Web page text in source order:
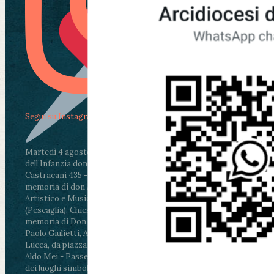
Martedì 4 agosto2026
ore 11:30 - Lucca, Scuola
dell’Infanzia don Aldo Mei - Viale Castruccio
Castracani 435 - Inaugurazione murales in
memoria di don Aldo Mei curato dal Liceo
Artistico e Musicale “Passaglia”
ore 18 - Fiano
(Pescaglia), Chiesa parrocchiale - Messa in
memoria di Don Aldo Mei celebrata da mons.
Paolo Giulietti, Arcivescovo di Lucca
ore 20.30 -
Lucca, da piazza San Michele al Cippo di don
Aldo Mei - Passeggiata della Memoria in alcuni
dei luoghi simbolo della città. Ritrovo alle ore
Segui su Instagram